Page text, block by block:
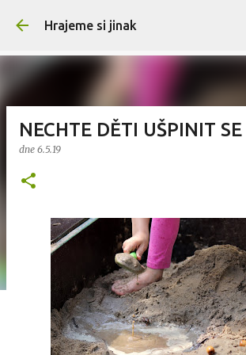
Přeskočit na hlavní obsah
Hrajeme si jinak
NECHTE DĚTI UŠPINIT SE
dne 6.5.19